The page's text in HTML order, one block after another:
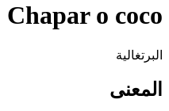
Chapar o coco
البرتغالية
المعنى